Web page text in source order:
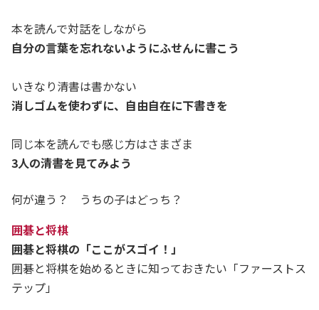
本を読んで対話をしながら
自分の言葉を忘れないようにふせんに書こう
いきなり清書は書かない
消しゴムを使わずに、自由自在に下書きを
同じ本を読んでも感じ方はさまざま
3人の清書を見てみよう
何が違う？ うちの子はどっち？
囲碁と将棋
囲碁と将棋の「ここがスゴイ！」
囲碁と将棋を始めるときに知っておきたい「ファーストス
テップ」